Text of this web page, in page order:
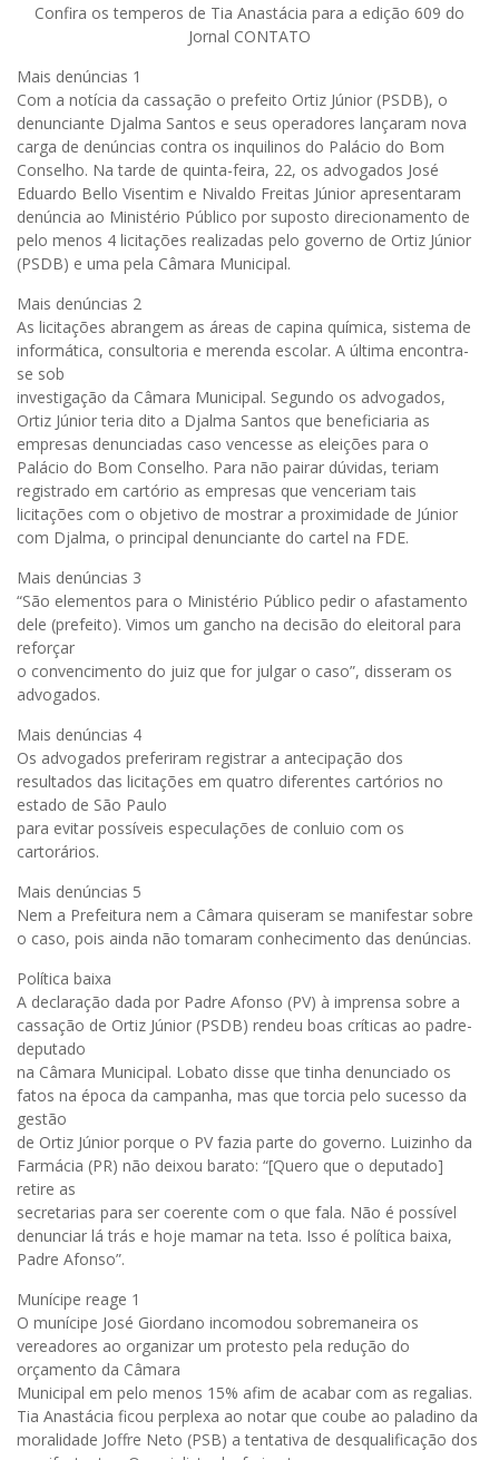
Confira os temperos de Tia Anastácia para a edição 609 do
Jornal CONTATO
Mais denúncias 1
Com a notícia da cassação o prefeito Ortiz Júnior (PSDB), o
denunciante Djalma Santos e seus operadores lançaram nova
carga de denúncias contra os inquilinos do Palácio do Bom
Conselho. Na tarde de quinta-feira, 22, os advogados José
Eduardo Bello Visentim e Nivaldo Freitas Júnior apresentaram
denúncia ao Ministério Público por suposto direcionamento de
pelo menos 4 licitações realizadas pelo governo de Ortiz Júnior
(PSDB) e uma pela Câmara Municipal.
Mais denúncias 2
As licitações abrangem as áreas de capina química, sistema de
informática, consultoria e merenda escolar. A última encontra-
se sob
investigação da Câmara Municipal. Segundo os advogados,
Ortiz Júnior teria dito a Djalma Santos que beneficiaria as
empresas denunciadas caso vencesse as eleições para o
Palácio do Bom Conselho. Para não pairar dúvidas, teriam
registrado em cartório as empresas que venceriam tais
licitações com o objetivo de mostrar a proximidade de Júnior
com Djalma, o principal denunciante do cartel na FDE.
Mais denúncias 3
“São elementos para o Ministério Público pedir o afastamento
dele (prefeito). Vimos um gancho na decisão do eleitoral para
reforçar
o convencimento do juiz que for julgar o caso”, disseram os
advogados.
Mais denúncias 4
Os advogados preferiram registrar a antecipação dos
resultados das licitações em quatro diferentes cartórios no
estado de São Paulo
para evitar possíveis especulações de conluio com os
cartorários.
Mais denúncias 5
Nem a Prefeitura nem a Câmara quiseram se manifestar sobre
o caso, pois ainda não tomaram conhecimento das denúncias.
Política baixa
A declaração dada por Padre Afonso (PV) à imprensa sobre a
cassação de Ortiz Júnior (PSDB) rendeu boas críticas ao padre-
deputado
na Câmara Municipal. Lobato disse que tinha denunciado os
fatos na época da campanha, mas que torcia pelo sucesso da
gestão
de Ortiz Júnior porque o PV fazia parte do governo. Luizinho da
Farmácia (PR) não deixou barato: “[Quero que o deputado]
retire as
secretarias para ser coerente com o que fala. Não é possível
denunciar lá trás e hoje mamar na teta. Isso é política baixa,
Padre Afonso”.
Munícipe reage 1
O munícipe José Giordano incomodou sobremaneira os
vereadores ao organizar um protesto pela redução do
orçamento da Câmara
Municipal em pelo menos 15% afim de acabar com as regalias.
Tia Anastácia ficou perplexa ao notar que coube ao paladino da
moralidade Joffre Neto (PSB) a tentativa de desqualificação dos